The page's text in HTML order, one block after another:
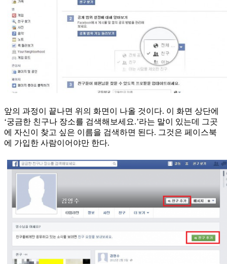
앞의 과정이 끝나면 위의 화면이 나올 것이다. 이 화면 상단에
‘궁금한 친구나 장소를 검색해보세요.’라는 말이 있는데 그곳
에 자신이 찾고 싶은 이름을 검색하면 된다. 그것은 페이스북
에 가입한 사람이어야만 한다.